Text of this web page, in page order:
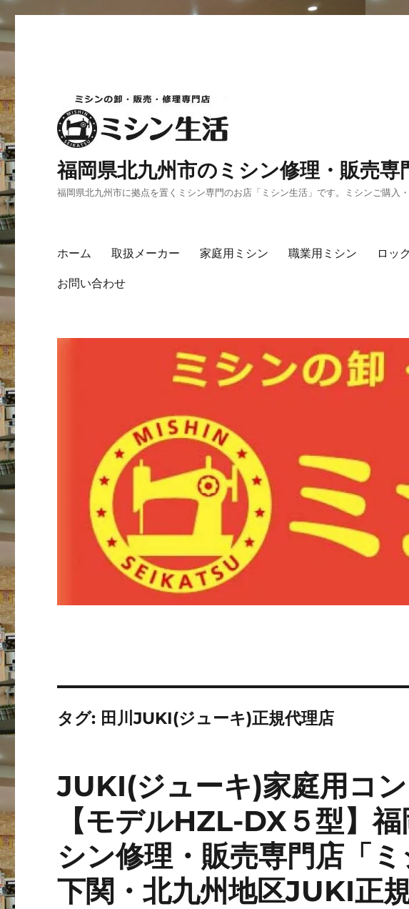
福岡県北九州市のミシン修理・販売専
福岡県北九州市に拠点を置くミシン専門のお店「ミシン生活」です。ミシンご購入
ホーム 取扱メーカー 家庭用ミシン 職業用ミシン ロッ
お問い合わせ
タグ: 田川JUKI(ジューキ)正規代理店
JUKI(ジューキ)家庭用コ
【モデルHZL-DX５型】
シン修理・販売専門店「ミ
下関・北九州地区JUKI正